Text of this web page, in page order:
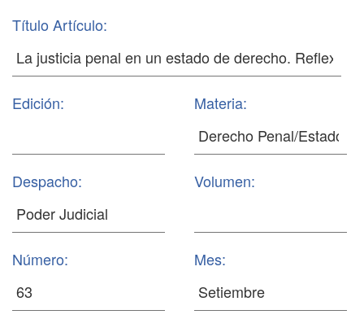
Título Artículo:
Edición: Materia:
Despacho: Volumen:
Número: Mes: